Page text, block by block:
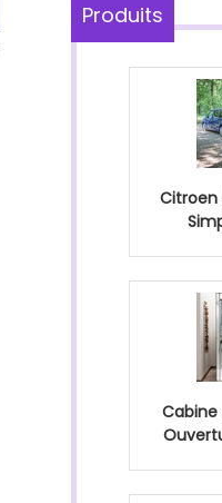
Produits
Citroen